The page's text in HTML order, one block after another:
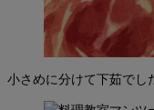
小さめに分けて下茹でし